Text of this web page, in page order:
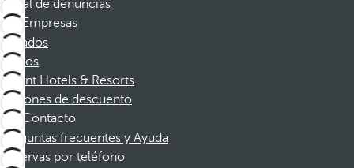
Canal de denuncias
Empresas
Afiliados
Socios
Dorint Hotels & Resorts
Cupones de descuento
Contacto
Preguntas frecuentes y Ayuda
Reservas por teléfono